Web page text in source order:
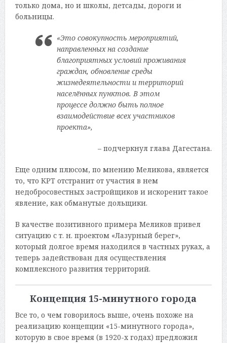
только дома, но и школы, детсады, дороги и
больницы.
«Это совокупность мероприятий,
направленных на создание
благоприятных условий проживания
граждан, обновление среды
жизнедеятельности и территорий
населённых пунктов. В этом
процессе должно быть полное
взаимодействие всех участников
проекта»,
– подчеркнул глава Дагестана.
Еще одним плюсом, по мнению Меликова, является
то, что КРТ отстранит от участия в нем
недобросовестных застройщиков и искоренит такое
явление, как обманутые дольщики.
В качестве позитивного примера Меликов привел
ситуацию с т. н. проектом «Лазурный берег»,
который долгое время находился в частных руках, а
теперь задействован для осуществления
комплексного развития территорий.
Концепция 15-минутного города
Все то, о чем говорилось выше, очень похоже на
реализацию концепции «15-минутного города»,
которую в свое время (в 1920-х годах) предложил